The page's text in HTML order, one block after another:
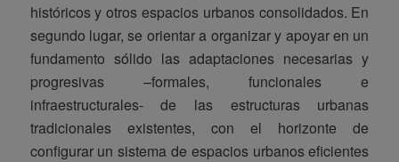
históricos y otros espacios urbanos consolidados. En
segundo lugar, se orientar a organizar y apoyar en un
fundamento sólido las adaptaciones necesarias y
progresivas –formales, funcionales e
infraestructurales- de las estructuras urbanas
tradicionales existentes, con el horizonte de
configurar un sistema de espacios urbanos eficientes